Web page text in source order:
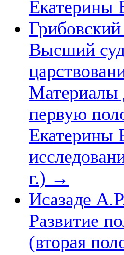
Екатерины
Высший
Материалы
первую
Екатерины
г.) →
Исазаде
Развитие
(вторая